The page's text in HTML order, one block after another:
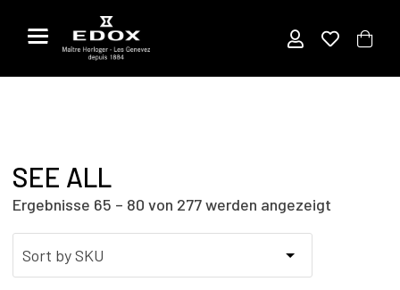
Inhalt
SEE ALL
Ergebnisse 65 – 80 von 277 werden angezeigt